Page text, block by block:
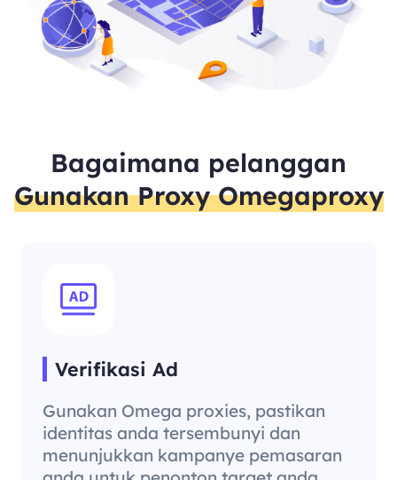
Bagaimana pelanggan
Gunakan Proxy Omegaproxy
Verifikasi Ad
Gunakan Omega proxies, pastikan
identitas anda tersembunyi dan
menunjukkan kampanye pemasaran